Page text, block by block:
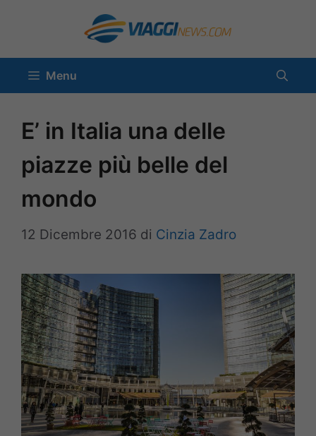
contenuto
Menu
E’ in Italia una delle
piazze più belle del
mondo
12 Dicembre 2016 di Cinzia Zadro